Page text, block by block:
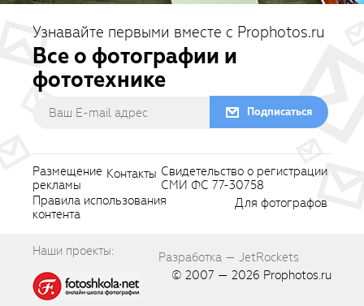
Узнавайте первыми вместе с Prophotos.ru
Все о фотографии и
фототехнике
Подписаться
Размещение
рекламы
Контакты Свидетельство о регистрации
СМИ ФС 77-30758
Правила использования
контента
Для фотографов
Наши проекты:
Разработка — JetRockets
© 2007 — 2026 Prophotos.ru